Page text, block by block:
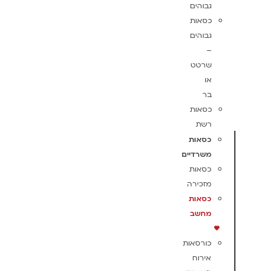
גבוהים
כסאות
גבוהים
–
שרטט
או
בר
כסאות
רשת
כסאות
משרדיים
כסאות
מזכירה
כסאות
מחשב
כורסאות
אירוח